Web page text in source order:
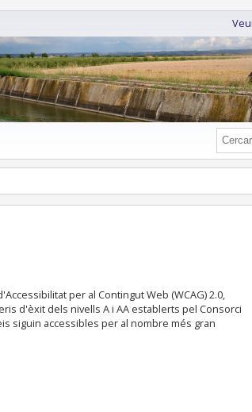
per al Contingut Web (WCAG) 2.0,
d'èxit dels nivells A i AA establerts pel Consorci
siguin accessibles per al nombre més gran